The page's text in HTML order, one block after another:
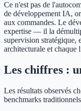
Ce n'est pas de
de développement IA,
aux commandes. Le
expertise — il la
supervision stratégique,
architecturale et chaque
Les chiffres :
Les résultats observés
benchmarks